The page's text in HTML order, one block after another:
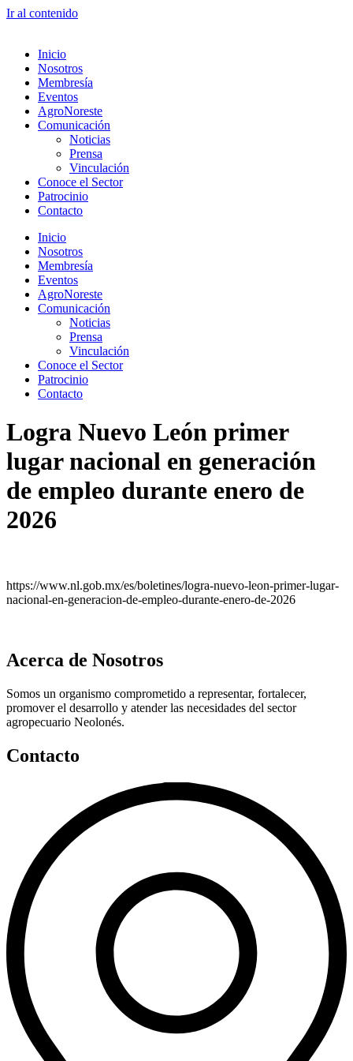
Ir al contenido
Inicio
Nosotros
Membresía
Eventos
AgroNoreste
Comunicación
Noticias
Prensa
Vinculación
Conoce el Sector
Patrocinio
Contacto
Inicio
Nosotros
Membresía
Eventos
AgroNoreste
Comunicación
Noticias
Prensa
Vinculación
Conoce el Sector
Patrocinio
Contacto
Logra Nuevo León primer
lugar nacional en generación
de empleo durante enero de
2026
https://www.nl.gob.mx/es/boletines/logra-nuevo-leon-primer-lugar-
nacional-en-generacion-de-empleo-durante-enero-de-2026
Acerca de Nosotros
Somos un organismo comprometido a representar, fortalecer,
promover el desarrollo y atender las necesidades del sector
agropecuario Neolonés.
Contacto